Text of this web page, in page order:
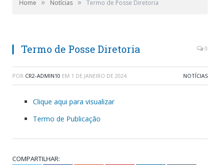
Home Notícias Termo de Posse Diretoria
Termo de Posse Diretoria 0
POR CR2-ADMIN10 EM 1 DE JANEIRO DE 2024 NOTÍCIAS
Clique aqui para visualizar
Termo de Publicação
COMPARTILHAR: